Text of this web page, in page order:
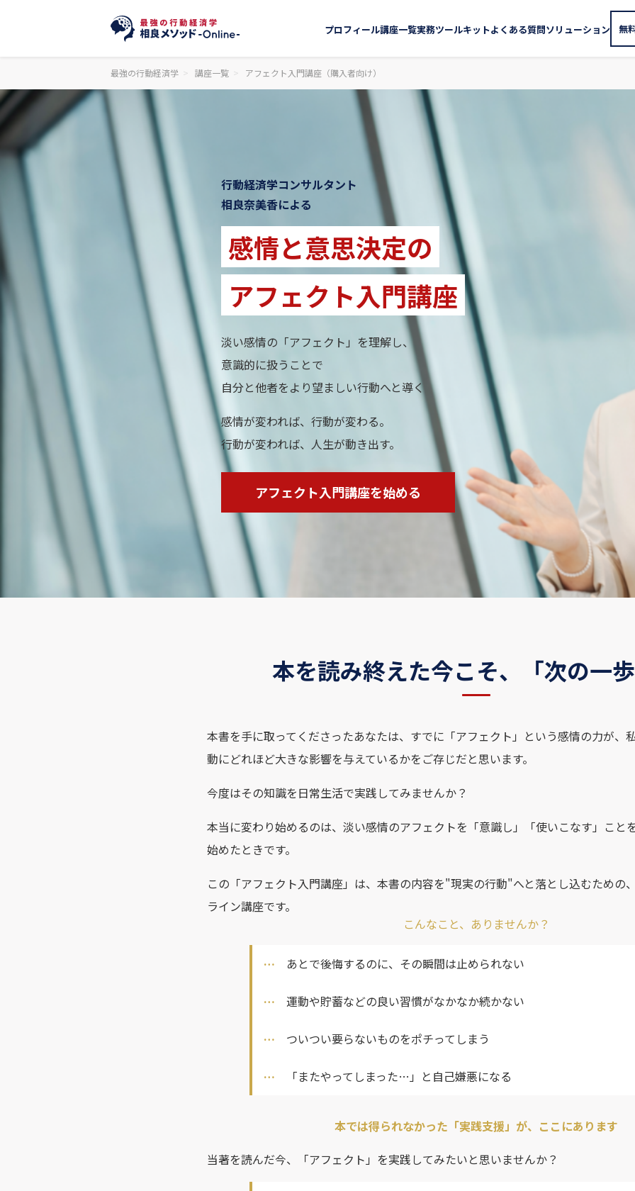
プロフィール講座一覧実務ツールキットよくある質問ソリューション 無
最強の行動経済学 講座一覧 アフェクト入門講座（購入者向け）
行動経済学コンサルタント
相良奈美香による
感情と意思決定の
アフェクト入門講座
淡い感情の「アフェクト」を理解し、
意識的に扱うことで
自分と他者をより望ましい行動へと導く
感情が変われば、行動が変わる。
行動が変われば、人生が動き出す。
アフェクト入門講座を始める
本を読み終えた今こそ、「次の一
本書を手に取ってくださったあなたは、すでに「アフェクト」という感情の力が、
動にどれほど大きな影響を与えているかをご存じだと思います。
今度はその知識を日常生活で実践してみませんか？
本当に変わり始めるのは、淡い感情のアフェクトを「意識し」「使いこなす」こと
始めたときです。
この「アフェクト入門講座」は、本書の内容を"現実の行動"へと落とし込むための
ライン講座です。
こんなこと、ありませんか？
あとで後悔するのに、その瞬間は止められない
運動や貯蓄などの良い習慣がなかなか続かない
ついつい要らないものをポチってしまう
「またやってしまった…」と自己嫌悪になる
本では得られなかった「実践支援」が、ここにあります
当著を読んだ今、「アフェクト」を実践してみたいと思いませんか？